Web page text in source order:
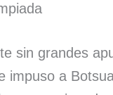
sin grandes
impuso a